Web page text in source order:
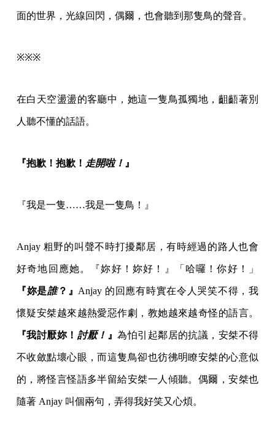
面的世界，光線回閃，偶爾，也會聽到那隻鳥的聲音。
※※※
在白天空盪盪的客廳中，她這一隻鳥孤獨地，齟齬著別
人聽不懂的話語。
『抱歉！抱歉！ 走開啦！ 』
『我是一隻……我是一隻鳥！』
Anjay 粗野的叫聲不時打擾鄰居，有時經過的路人也會
好奇地回應她。『妳好！妳好！』「哈囉！你好！」
『妳是誰？』 Anjay 的回應有時實在令人哭笑不得，我
懷疑安桀越來越熱愛惡作劇，教她越來越奇怪的語言。
『我討厭妳！ 討厭！ 』為怕引起鄰居的抗議，安桀不得
不收斂點壞心眼，而這隻鳥卻也彷彿明瞭安桀的心意似
的，將怪言怪語多半留給安桀一人傾聽。偶爾，安桀也
隨著 Anjay 叫個兩句，弄得我好笑又心煩。